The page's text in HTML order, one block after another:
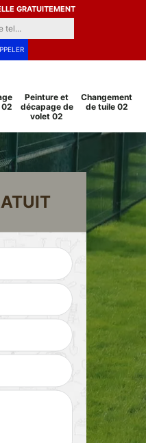
GRATUITEMENT
Peinture et
décapage de
volet 02
Changement
de tuile 02
Pose et
changement
grillage et clôture
02